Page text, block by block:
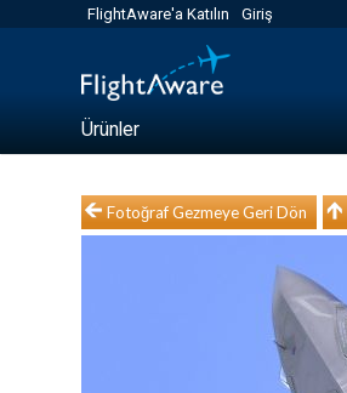
FlightAware'a Katılın Giriş
Ürünler
Fotoğraf Gezmeye Geri Dön